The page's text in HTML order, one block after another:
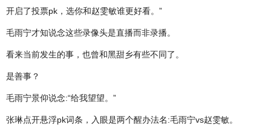
开启了投票pk，选你和赵雯敏谁更好看。”
毛雨宁才知说念这些录像头是直播而非录播。
看来当前发生的事，也曾和黑甜乡有些不同了。
是善事？
毛雨宁景仰说念:“给我望望。”
张琳点开悬浮pk词条，入眼是两个醒办法名:毛雨宁vs赵雯敏。